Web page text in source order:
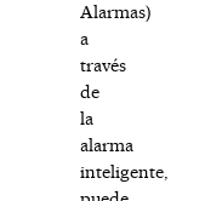
Alarmas)
a
través
de
la
alarma
inteligente,